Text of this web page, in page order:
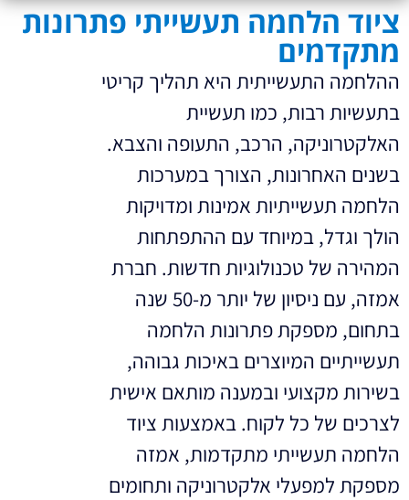
ציוד הלחמה תעשייתי פתרונות
מתקדמים
ההלחמה התעשייתית היא תהליך קריטי
בתעשיות רבות, כמו תעשיית
האלקטרוניקה, הרכב, התעופה והצבא.
בשנים האחרונות, הצורך במערכות
הלחמה תעשייתיות אמינות ומדויקות
הולך וגדל, במיוחד עם ההתפתחות
המהירה של טכנולוגיות חדשות. חברת
אמזה, עם ניסיון של יותר מ-50 שנה
בתחום, מספקת פתרונות הלחמה
תעשייתיים המיוצרים באיכות גבוהה,
בשירות מקצועי ובמענה מותאם אישית
לצרכים של כל לקוח. באמצעות ציוד
הלחמה תעשייתי מתקדמות, אמזה
מספקת למפעלי אלקטרוניקה ותחומים